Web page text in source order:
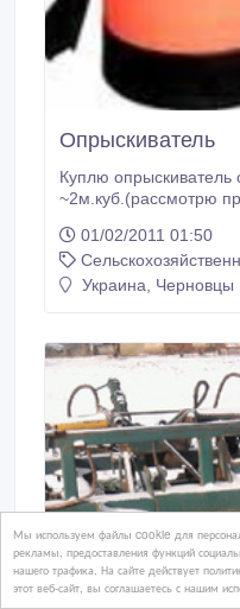
Мы используем файлы cookie для
рекламы, предоставления функций
нашего трафика. На сайте действует
этот веб-сайт, вы соглашаетесь с нашим
Опрыскиватель
Куплю опрыскиватель
~2м.куб.(рассмотрю
01/02/2011 01:50
Украина, Черновцы